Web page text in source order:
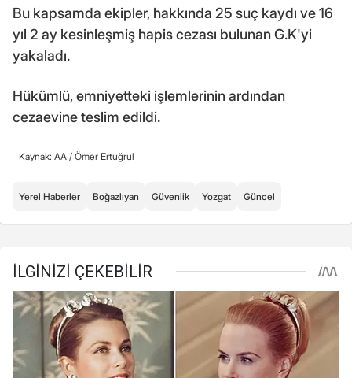
Bu kapsamda ekipler, hakkında 25 suç kaydı ve 16
yıl 2 ay kesinleşmiş hapis cezası bulunan G.K'yi
yakaladı.
Hükümlü, emniyetteki işlemlerinin ardından
cezaevine teslim edildi.
Kaynak: AA / Ömer Ertuğrul
Yerel Haberler Boğazlıyan Güvenlik Yozgat Güncel